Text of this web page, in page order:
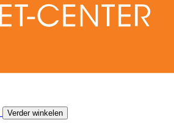
Verder winkelen